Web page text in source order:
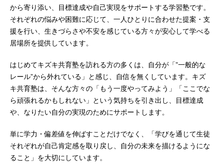
から寄り添い、目標達成や自己実現をサポートする学習塾です。
それぞれの悩みや困難に応じて、一人ひとりに合わせた提案・支
援を行い、生きづらさや不安を感じている方々が安心して学べる
居場所を提供しています。
はじめてキズキ共育塾を訪れる方の多くは、自分が「”一般的な
レール”から外れている」と感じ、自信を無くしています。キズ
キ共育塾は、そんな方々の「もう一度やってみよう」「ここでな
ら頑張れるかもしれない」という気持ちを引き出し、目標達成
や、なりたい自分の実現のためにサポートします。
単に学力・偏差値を伸ばすことだけでなく、「学びを通じて生徒
それぞれが自己肯定感を取り戻し、自分の未来を描けるようにな
ること」を大切にしています。